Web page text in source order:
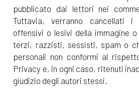
Dicembre 2021
[22]Un modo lo
Paola Napoleone:
pubblicato dai lettori nei
Tuttavia, verranno cancellati i
offensivi o lesivi della immagine
terzi, razzisti, sessisti, spam o
personali non conformi al
Privacy e, in ogni caso, ritenuti
giudizio degli autori stessi.